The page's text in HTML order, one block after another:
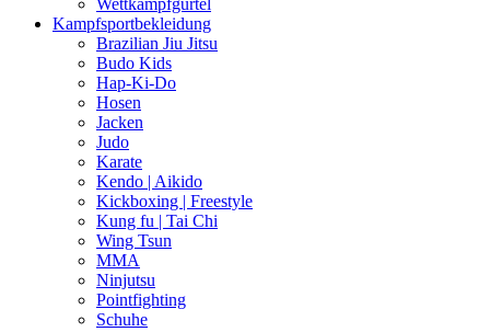
Wettkampfgürtel
Kampfsportbekleidung
Brazilian Jiu Jitsu
Budo Kids
Hap-Ki-Do
Hosen
Jacken
Judo
Karate
Kendo | Aikido
Kickboxing | Freestyle
Kung fu | Tai Chi
Wing Tsun
MMA
Ninjutsu
Pointfighting
Schuhe